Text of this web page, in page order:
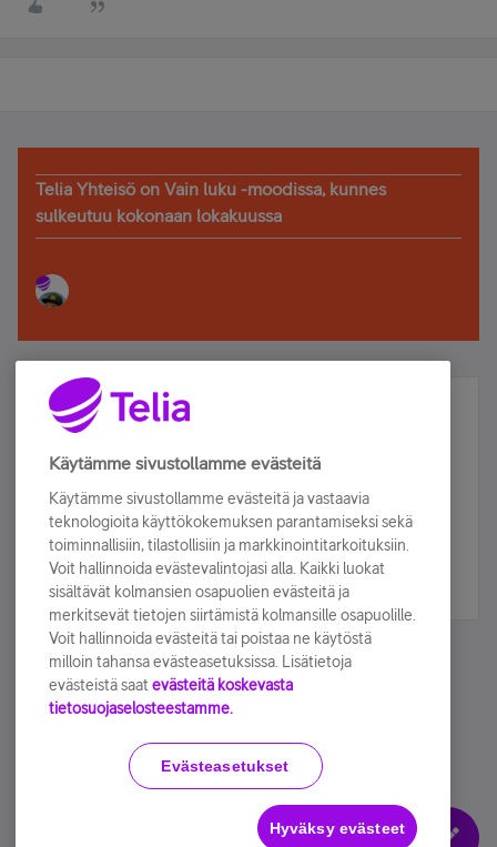
Telia Yhteisö on Vain luku -moodissa, kunnes
sulkeutuu kokonaan lokakuussa
Älä jää paitsi – osallistu ja voita!
Tilaa Telian uutiskirje ja olet mukana arvonnassa.
sähköpostiisi.
Tilaa nyt
Käyttöehdot Accessibility statement
Evästeasetukset
Käytämme sivustollamme evästeitä
Käytämme sivustollamme evästeitä ja vastaavia
teknologioita käyttökokemuksen parantamiseksi sekä
toiminnallisiin, tilastollisiin ja markkinointitarkoituksiin.
Voit hallinnoida evästevalintojasi alla. Kaikki luokat
sisältävät kolmansien osapuolien evästeitä ja
merkitsevät tietojen siirtämistä kolmansille osapuolille.
Voit hallinnoida evästeitä tai poistaa ne käytöstä
milloin tahansa evästeasetuksissa. Lisätietoja
evästeistä saat evästeitä koskevasta
tietosuojaselosteestamme.
Evästeasetukset
Hyväksy evästeet